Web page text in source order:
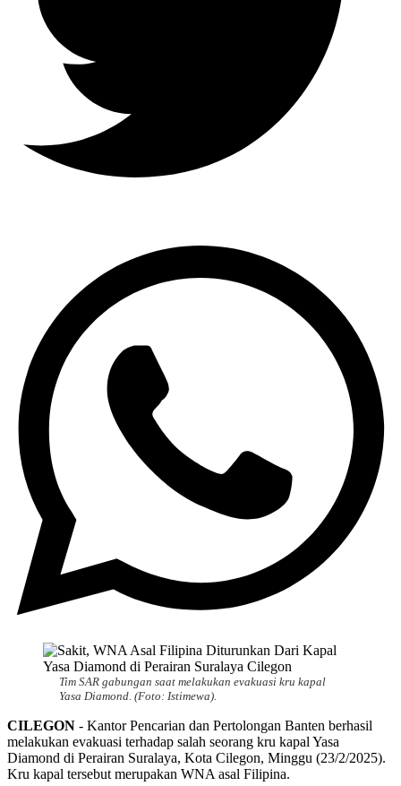
Tim SAR gabungan saat melakukan evakuasi kru kapal
Yasa Diamond. (Foto: Istimewa).
CILEGON - Kantor Pencarian dan Pertolongan Banten berhasil
melakukan evakuasi terhadap salah seorang kru kapal Yasa
Diamond di Perairan Suralaya, Kota Cilegon, Minggu (23/2/2025).
Kru kapal tersebut merupakan WNA asal Filipina.